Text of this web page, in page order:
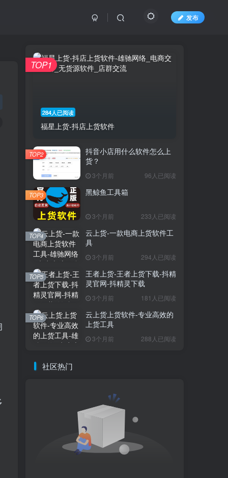
发布
284人已阅读
福星上货-抖店上货软件
TOP1
抖音小店用什么软件怎么上
货？
3个月前 96人已阅读
TOP2
黑鲸鱼工具箱
3个月前 233人已阅读
TOP3
云上货-一款电商上货软件工
具
3个月前 294人已阅读
TOP4
王者上货-王者上货下载-抖精
灵官网-抖精灵下载
3个月前 181人已阅读
TOP5
云上货上货软件-专业高效的
上货工具
3个月前 288人已阅读
TOP6
社区热门